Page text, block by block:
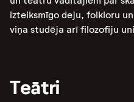
izteiksmīgo deju, folkloru
viņa studēja arī filozofiju
Teātri